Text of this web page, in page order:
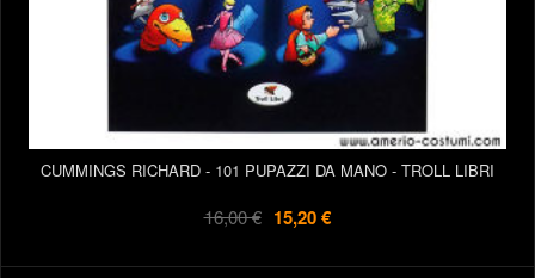
CUMMINGS RICHARD - 101 PUPAZZI DA MANO - TROLL LIBRI
16,00 € 15,20 €